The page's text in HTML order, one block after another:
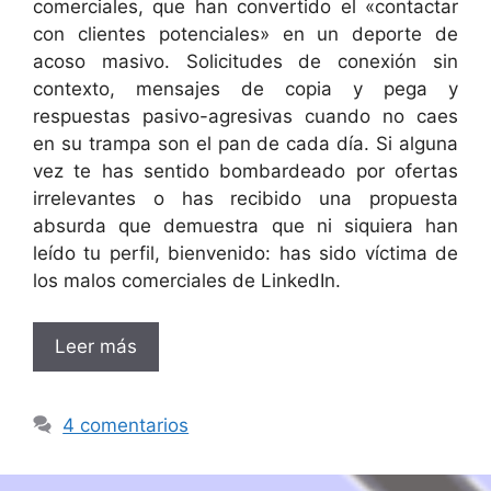
comerciales, que han convertido el «contactar
con clientes potenciales» en un deporte de
acoso masivo. Solicitudes de conexión sin
contexto, mensajes de copia y pega y
respuestas pasivo-agresivas cuando no caes
en su trampa son el pan de cada día. Si alguna
vez te has sentido bombardeado por ofertas
irrelevantes o has recibido una propuesta
absurda que demuestra que ni siquiera han
leído tu perfil, bienvenido: has sido víctima de
los malos comerciales de LinkedIn.
Leer más
4 comentarios